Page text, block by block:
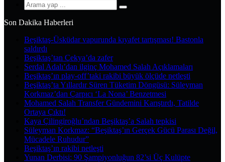
Arama
Son Dakika Haberleri
Beşiktaş-Üsküdar vapurunda kıyafet tartışması! Bastonla
saldırdı
Beşiktaş’tan Çekya’da zafer
Serdal Adalı’dan ilginç Mohamed Salah Açıklamaları
Beşiktaş’ın play-off’taki rakibi büyük ölçüde netleşti
Beşiktaş’ta Yıllardır Süren Tüketim Döngüsü: Süleyman
Korkmaz’dan Çarpıcı ‘La Nona’ Benzetmesi
Mohamed Salah Transfer Gündemini Karıştırdı, Tatilde
Ortaya Çıktı!
Kaya Çilingiroğlu’ndan Beşiktaş’a Salah tepkisi
Süleyman Korkmaz: “Beşiktaş’ın Gerçek Gücü Parası Değil,
Mücadele Ruhudur”
Beşiktaş’ın rakibi netleşti
Yunan Derbisi: 90 Şampiyonluğun 82’si Üç Kulüpte